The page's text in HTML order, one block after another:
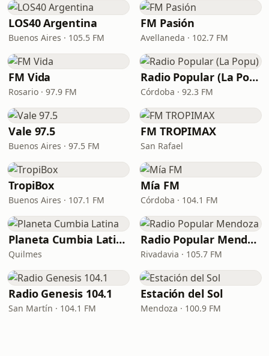
LOS40 Argentina
Buenos Aires · 105.5 FM
FM Pasión
Avellaneda · 102.7 FM
FM Vida
Rosario · 97.9 FM
Radio Popular (La Popu)
Córdoba · 92.3 FM
Vale 97.5
Buenos Aires · 97.5 FM
FM TROPIMAX
San Rafael
TropiBox
Buenos Aires · 107.1 FM
Mía FM
Córdoba · 104.1 FM
Planeta Cumbia Latina
Quilmes
Radio Popular Mendoza
Rivadavia · 105.7 FM
Radio Genesis 104.1
San Martín · 104.1 FM
Estación del Sol
Mendoza · 100.9 FM